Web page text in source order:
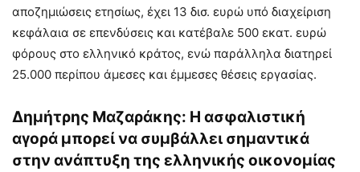
αποζημιώσεις ετησίως, έχει 13 δισ. ευρώ υπό διαχείριση
κεφάλαια σε επενδύσεις και κατέβαλε 500 εκατ. ευρώ
φόρους στο ελληνικό κράτος, ενώ παράλληλα διατηρεί
25.000 περίπου άμεσες και έμμεσες θέσεις εργασίας.
Δημήτρης Μαζαράκης: Η ασφαλιστική
αγορά μπορεί να συμβάλλει σημαντικά
στην ανάπτυξη της ελληνικής οικονομίας